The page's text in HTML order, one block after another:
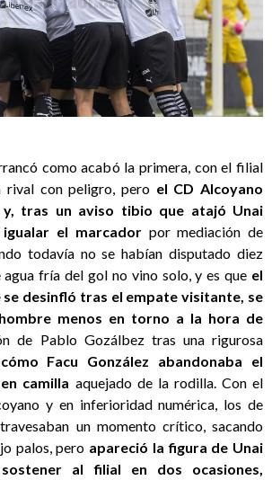
como acabó la primera, con el filial
rival con peligro, pero el CD Alcoyano
y, tras un aviso tibio que atajó Unai
el marcadorpor mediación de
todavía no se habían disputado diez
fría del gol no vino solo, y es que el
se desinfló tras el empate visitante, se
menos en torno a la hora de
de Pablo Gozálbez tras una rigurosa
Facu González abandonaba el
camilla aquejado de la rodilla. Con el
y en inferioridad numérica, los de
un momento crítico, sacando
palos, pero apareció la figura de Unai
al filial en dos ocasiones,